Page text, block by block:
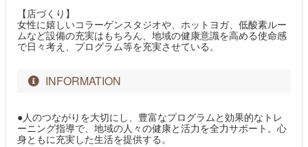
【店づくり】
女性に嬉しいコラーゲンスタジオや、ホットヨガ、低酸素ルー
ムなど設備の充実はもちろん、地域の健康意識を高める使命感
で日々考え、プログラム等を充実させている。
INFORMATION
●人のつながりを大切にし、豊富なプログラムと効果的なトレ
ーニング指導で、地域の人々の健康と活力を全力サポート。心
身ともに充実した生活を提供する。